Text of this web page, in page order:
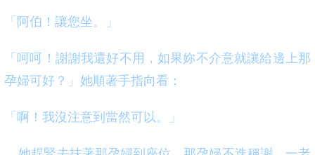
「阿伯！讓您坐。」
「呵呵！謝謝我還好不用，如果妳不介意就讓給邊上那
孕婦可好？」她順著手指向看：
「啊！我沒注意到當然可以。」